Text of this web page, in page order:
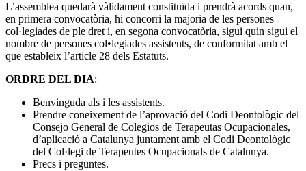
L’assemblea quedarà vàlidament constituïda i prendrà acords quan,
en primera convocatòria, hi concorri la majoria de les persones
col·legiades de ple dret i, en segona convocatòria, sigui quin sigui el
nombre de persones col•legiades assistents, de conformitat amb el
que estableix l’article 28 dels Estatuts.
ORDRE DEL DIA:
Benvinguda als i les assistents.
Prendre coneixement de l’aprovació del Codi Deontològic del
Consejo General de Colegios de Terapeutas Ocupacionales,
d’aplicació a Catalunya juntament amb el Codi Deontològic
del Col·legi de Terapeutes Ocupacionals de Catalunya.
Precs i preguntes.